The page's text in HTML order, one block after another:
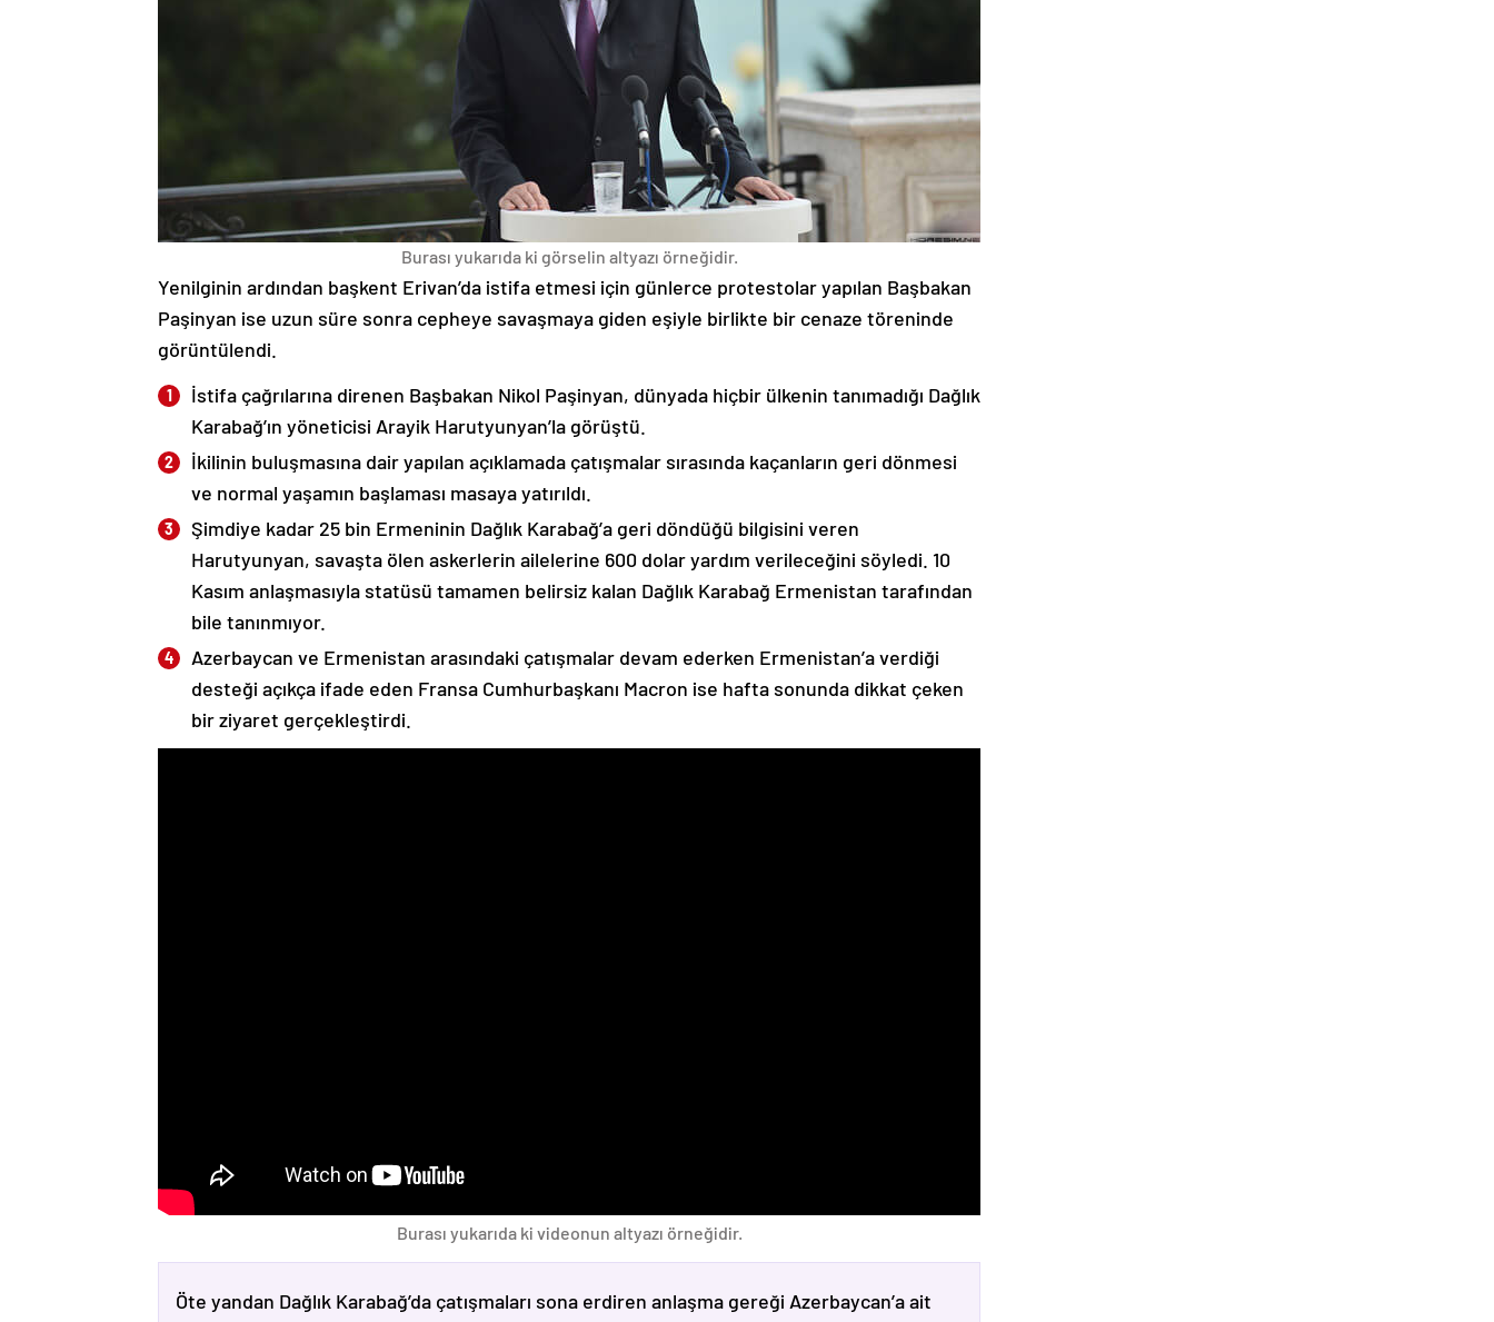
Burası yukarıda ki görselin altyazı örneğidir.
Yenilginin ardından başkent Erivan’da istifa etmesi için günlerce protestolar yapılan Başbakan
Paşinyan ise uzun süre sonra cepheye savaşmaya giden eşiyle birlikte bir cenaze töreninde
görüntülendi.
İstifa çağrılarına direnen Başbakan Nikol Paşinyan, dünyada hiçbir ülkenin tanımadığı Dağlık
Karabağ’ın yöneticisi Arayik Harutyunyan’la görüştü.
İkilinin buluşmasına dair yapılan açıklamada çatışmalar sırasında kaçanların geri dönmesi
ve normal yaşamın başlaması masaya yatırıldı.
Şimdiye kadar 25 bin Ermeninin Dağlık Karabağ’a geri döndüğü bilgisini veren
Harutyunyan, savaşta ölen askerlerin ailelerine 600 dolar yardım verileceğini söyledi. 10
Kasım anlaşmasıyla statüsü tamamen belirsiz kalan Dağlık Karabağ Ermenistan tarafından
bile tanınmıyor.
Azerbaycan ve Ermenistan arasındaki çatışmalar devam ederken Ermenistan’a verdiği
desteği açıkça ifade eden Fransa Cumhurbaşkanı Macron ise hafta sonunda dikkat çeken
bir ziyaret gerçekleştirdi.
Burası yukarıda ki videonun altyazı örneğidir.
Öte yandan Dağlık Karabağ’da çatışmaları sona erdiren anlaşma gereği Azerbaycan’a ait